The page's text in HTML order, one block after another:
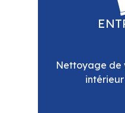
Nettoyage de